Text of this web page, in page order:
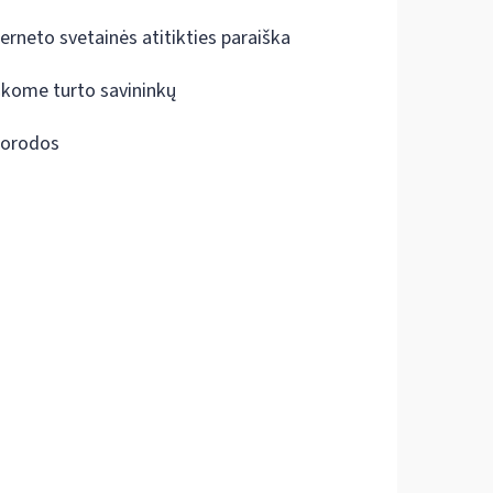
svetainės atitikties paraiška
turto savininkų